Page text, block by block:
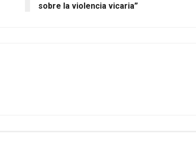
sobre la violencia vicaria”